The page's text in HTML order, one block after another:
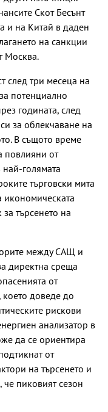
Скот Бесънт
и на Китай в даден
на санкции
Москва.
след три месеца на
потенциално
годината, след
за облекчаване на
В същото време
повлияни от
голямата
търговски мита
икономическата
за търсенето на
между САЩ и
директна среща
от
което доведе до
рискови
анализатор в
да се ориентира
от
на търсенето и
че пиковият сезон